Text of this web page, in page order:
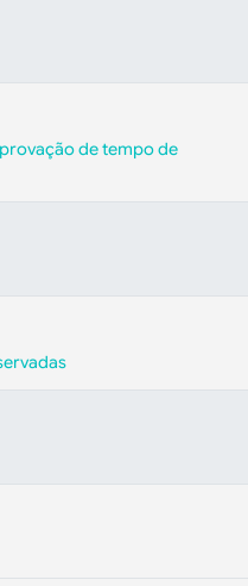
de tempo de